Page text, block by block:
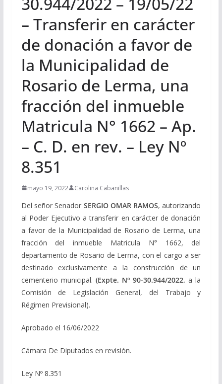
– Transferir en carácter
de donación a favor de
la Municipalidad de
Rosario de Lerma, una
fracción del inmueble
Matricula N° 1662 – Ap.
– C. D. en rev. – Ley Nº
8.351
mayo 19, 2022 Carolina Cabanillas
Del señor Senador SERGIO OMAR RAMOS, autorizando
al Poder Ejecutivo a transferir en carácter de donación
a favor de la Municipalidad de Rosario de Lerma, una
fracción del inmueble Matricula N° 1662, del
departamento de Rosario de Lerma, con el cargo a ser
destinado exclusivamente a la construcción de un
cementerio municipal. (Expte. Nº 90-30.944/2022,a la
Comisión de Legislación General, del Trabajo y
Régimen Previsional).
Aprobado el 16/06/2022
Cámara De Diputados en revisión.
Ley Nº 8.351